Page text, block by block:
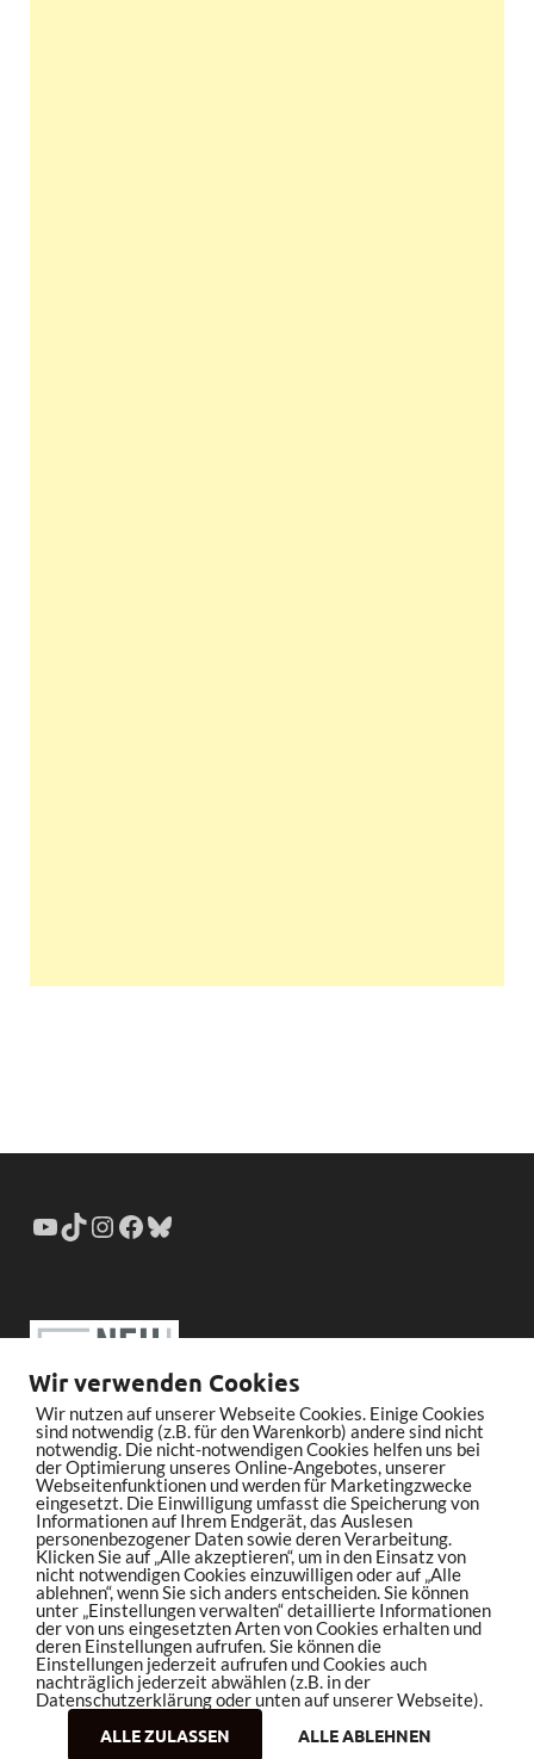
Wir verwenden Cookies
Wir nutzen auf unserer Webseite Cookies. Einige Cookies
sind notwendig (z.B. für den Warenkorb) andere sind nicht
notwendig. Die nicht-notwendigen Cookies helfen uns bei
der Optimierung unseres Online-Angebotes, unserer
Webseitenfunktionen und werden für Marketingzwecke
eingesetzt. Die Einwilligung umfasst die Speicherung von
Informationen auf Ihrem Endgerät, das Auslesen
personenbezogener Daten sowie deren Verarbeitung.
Klicken Sie auf „Alle akzeptieren“, um in den Einsatz von
nicht notwendigen Cookies einzuwilligen oder auf „Alle
ablehnen“, wenn Sie sich anders entscheiden. Sie können
unter „Einstellungen verwalten“ detaillierte Informationen
der von uns eingesetzten Arten von Cookies erhalten und
deren Einstellungen aufrufen. Sie können die
Einstellungen jederzeit aufrufen und Cookies auch
nachträglich jederzeit abwählen (z.B. in der
Datenschutzerklärung oder unten auf unserer Webseite).
ALLE ZULASSEN
ALLE ABLEHNEN